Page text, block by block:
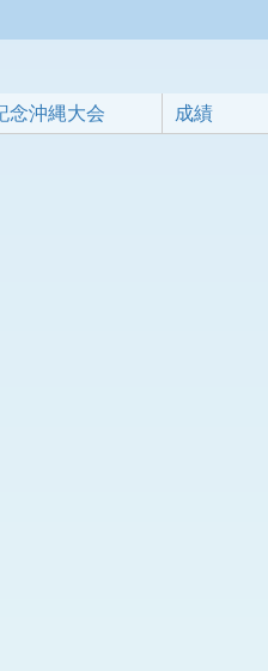
念沖縄大会 成績